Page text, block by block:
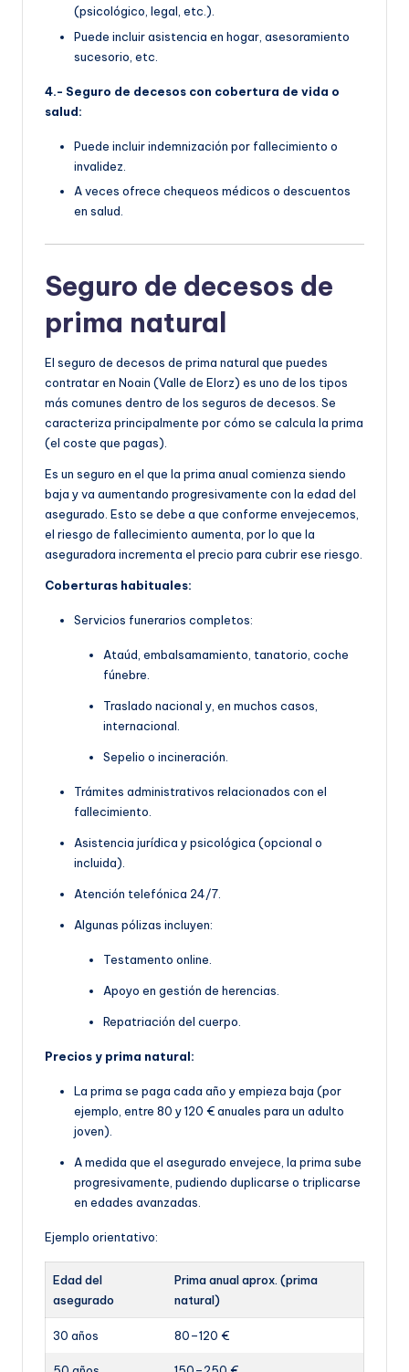
(psicológico, legal, etc.).
Puede incluir asistencia en hogar, asesoramiento
sucesorio, etc.
4.- Seguro de decesos con cobertura de vida o
salud:
Puede incluir indemnización por fallecimiento o
invalidez.
A veces ofrece chequeos médicos o descuentos
en salud.
Seguro de decesos de
prima natural
El seguro de decesos de prima natural que puedes
contratar en Noain (Valle de Elorz) es uno de los tipos
más comunes dentro de los seguros de decesos. Se
caracteriza principalmente por cómo se calcula la prima
(el coste que pagas).
Es un seguro en el que la prima anual comienza siendo
baja y va aumentando progresivamente con la edad del
asegurado. Esto se debe a que conforme envejecemos,
el riesgo de fallecimiento aumenta, por lo que la
aseguradora incrementa el precio para cubrir ese riesgo.
Coberturas habituales:
Servicios funerarios completos:
Ataúd, embalsamamiento, tanatorio, coche
fúnebre.
Traslado nacional y, en muchos casos,
internacional.
Sepelio o incineración.
Trámites administrativos relacionados con el
fallecimiento.
Asistencia jurídica y psicológica (opcional o
incluida).
Atención telefónica 24/7.
Algunas pólizas incluyen:
Testamento online.
Apoyo en gestión de herencias.
Repatriación del cuerpo.
Precios y prima natural:
La prima se paga cada año y empieza baja (por
ejemplo, entre 80 y 120 € anuales para un adulto
joven).
A medida que el asegurado envejece, la prima sube
progresivamente, pudiendo duplicarse o triplicarse
en edades avanzadas.
Ejemplo orientativo:
Edad del
asegurado
Prima anual aprox. (prima
natural)
30 años 80–120 €